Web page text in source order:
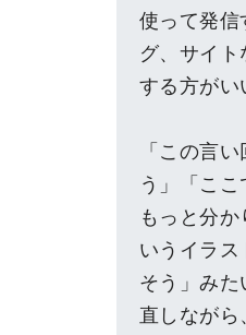
使って発信
グ、サイ
する方がい
「この言
う」「ここ
もっと分か
いうイラス
そう」みた
直しながら